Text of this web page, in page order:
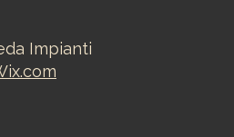
Impianti